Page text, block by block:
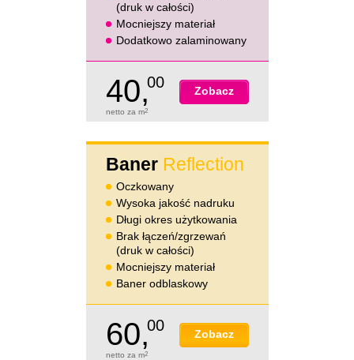
(druk w całości)
Mocniejszy materiał
Dodatkowo zalaminowany
Zobacz
40,00
netto za m2
Baner Reflection
Oczkowany
Wysoka jakość nadruku
Długi okres użytkowania
Brak łączeń/zgrzewań
(druk w całości)
Mocniejszy materiał
Baner odblaskowy
Zobacz
60,00
netto za m2